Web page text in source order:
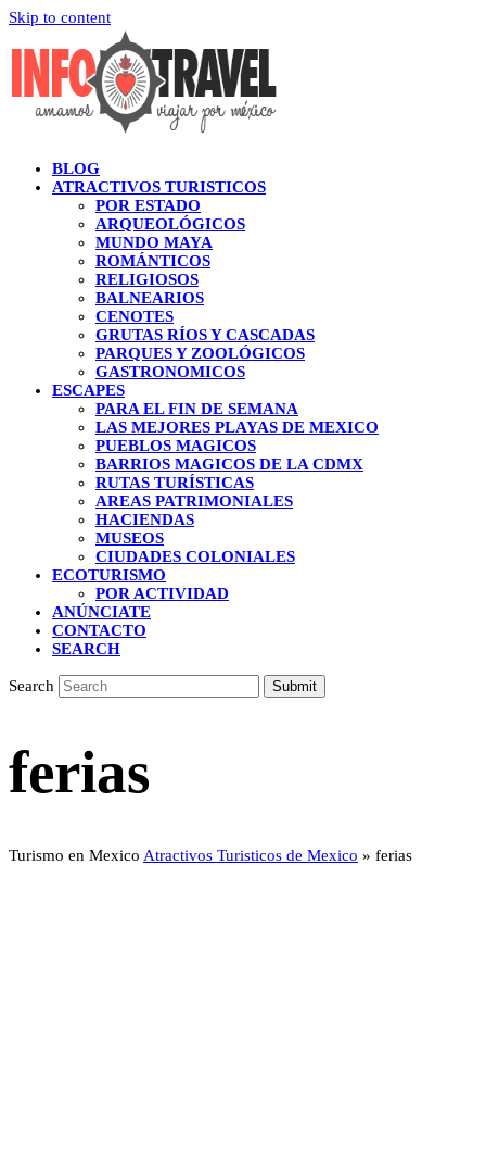
Skip to content
BLOG
ATRACTIVOS TURISTICOS
POR ESTADO
ARQUEOLÓGICOS
MUNDO MAYA
ROMÁNTICOS
RELIGIOSOS
BALNEARIOS
CENOTES
GRUTAS RÍOS Y CASCADAS
PARQUES Y ZOOLÓGICOS
GASTRONOMICOS
ESCAPES
PARA EL FIN DE SEMANA
LAS MEJORES PLAYAS DE MEXICO
PUEBLOS MAGICOS
BARRIOS MAGICOS DE LA CDMX
RUTAS TURÍSTICAS
AREAS PATRIMONIALES
HACIENDAS
MUSEOS
CIUDADES COLONIALES
ECOTURISMO
POR ACTIVIDAD
ANÚNCIATE
CONTACTO
SEARCH
Search Submit
ferias
Turismo en Mexico Atractivos Turisticos de Mexico » ferias